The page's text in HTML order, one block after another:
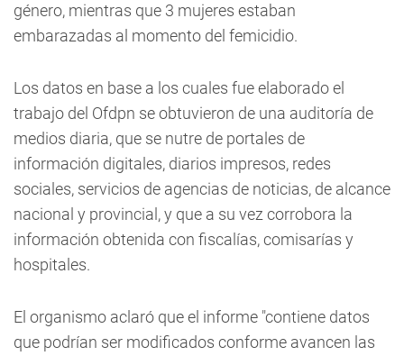
género, mientras que 3 mujeres estaban
embarazadas al momento del femicidio.
Los datos en base a los cuales fue elaborado el
trabajo del Ofdpn se obtuvieron de una auditoría de
medios diaria, que se nutre de portales de
información digitales, diarios impresos, redes
sociales, servicios de agencias de noticias, de alcance
nacional y provincial, y que a su vez corrobora la
información obtenida con fiscalías, comisarías y
hospitales.
El organismo aclaró que el informe "contiene datos
que podrían ser modificados conforme avancen las